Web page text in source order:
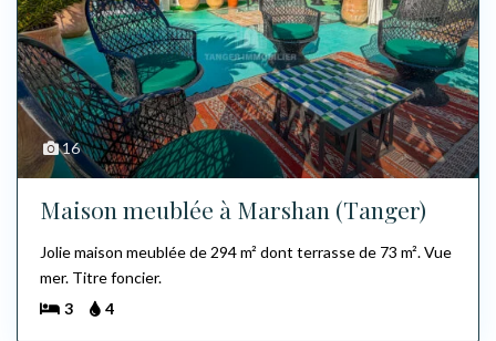
16
Maison meublée à Marshan (Tanger)
Jolie maison meublée de 294 m² dont terrasse de 73 m². Vue
mer. Titre foncier.
3
4